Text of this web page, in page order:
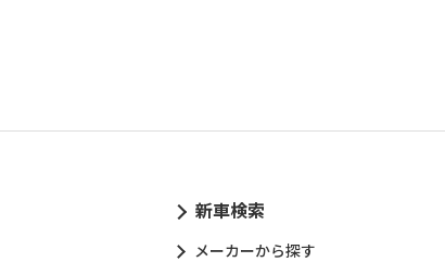
新車検索
メーカーから探す